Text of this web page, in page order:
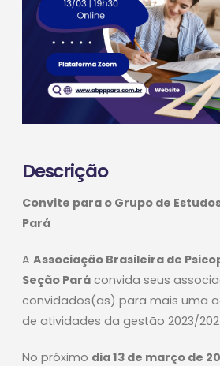
Descrição
Convite para o Grupo de
Pará
A Associação Brasileira de
Seção Pará convida seus
convidados(as) para mais uma
de atividades da gestão 2023/
No próximo dia 13 de março de